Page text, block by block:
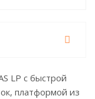
LP с быстрой
платформой из